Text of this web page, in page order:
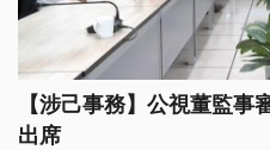
【涉己事務】公視董監事
出席